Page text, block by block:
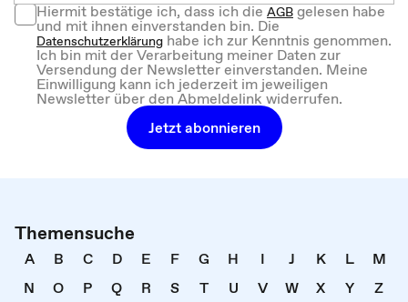
Hiermit bestätige ich, dass ich dieAGBgelesen habe
und mit ihnen einverstanden bin. Die
Datenschutzerklärung habe ich zur Kenntnis genommen.
Ich bin mit der Verarbeitung meiner Daten zur
Versendung der Newsletter einverstanden. Meine
Einwilligung kann ich jederzeit im jeweiligen
Newsletter über den Abmeldelink widerrufen.
Jetzt abonnieren
Themensuche
A B C D E F G H I J K L
M
N
O P Q R S T U V W X Y
Z